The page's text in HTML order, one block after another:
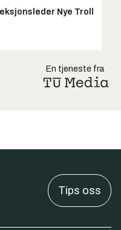
Nye Troll
En tjeneste fra
Tips oss